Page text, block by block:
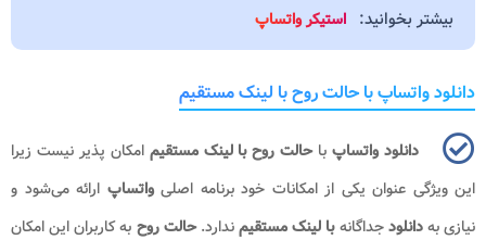
بیشتر بخوانید: استیکر واتساپ
دانلود واتساپ با حالت روح با لینک مستقیم
دانلود واتساپ باحالت روح با لینک مستقیم امکان پذیر نیست زیرا
این ویژگی عنوان یکی از امکانات خود برنامه اصلیواتساپ ارائه می‌شود و
نیازی بهدانلودجداگانهبا لینک مستقیمندارد.حالت روح به کاربران این امکان